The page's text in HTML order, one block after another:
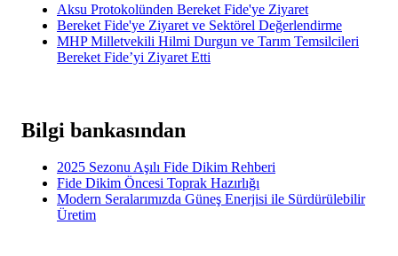
Aksu Protokolünden Bereket Fide'ye Ziyaret
Bereket Fide'ye Ziyaret ve Sektörel Değerlendirme
MHP Milletvekili Hilmi Durgun ve Tarım Temsilcileri
Bereket Fide’yi Ziyaret Etti
Bilgi bankasından
2025 Sezonu Aşılı Fide Dikim Rehberi
Fide Dikim Öncesi Toprak Hazırlığı
Modern Seralarımızda Güneş Enerjisi ile Sürdürülebilir
Üretim